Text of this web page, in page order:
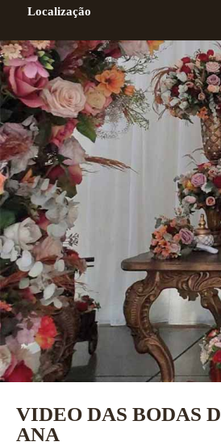
Localização
VIDEO DAS BODAS
ANA